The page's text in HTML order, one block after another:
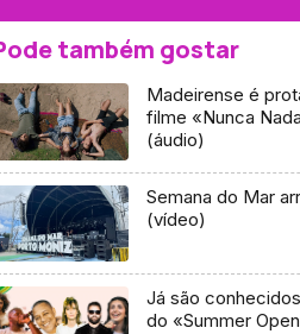
também gostar
Madeirense é
filme «Nunca
(áudio)
Semana do Mar
(vídeo)
Já são
do «Summer